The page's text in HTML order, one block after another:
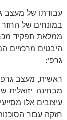
עבודתו של מעצב
ממלאת תפקיד
היבטים מרכזיים
גרפי:
ראשית, מעצב
מבחינה
עיצובים אלו
חזקה עבור